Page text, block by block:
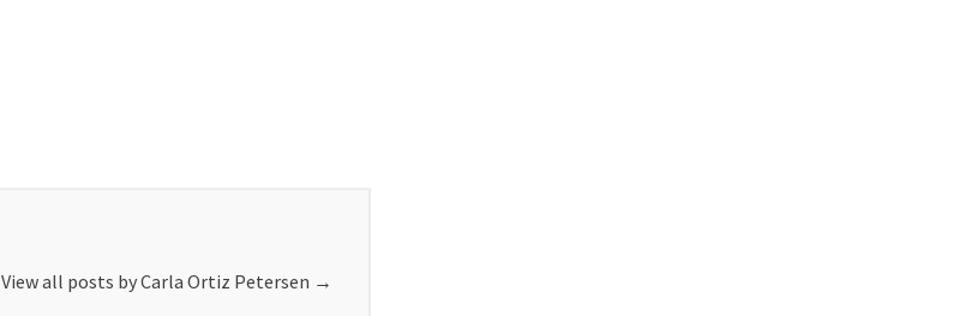
View all posts by Carla Ortiz Petersen →